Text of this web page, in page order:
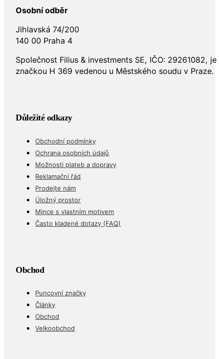
Osobní odběr
Jihlavská 74/200
140 00 Praha 4
Společnost Filius & investments SE, IČO: 29261082,
značkou H 369 vedenou u Městského soudu v Praze.
Důležité odkazy
Obchodní podmínky
Ochrana osobních údajů
Možnosti plateb a dopravy
Reklamační řád
Prodejte nám
Úložný prostor
Mince s vlastním motivem
Často kladené dotazy (FAQ)
Obchod
Puncovní značky
Články
Obchod
Velkoobchod